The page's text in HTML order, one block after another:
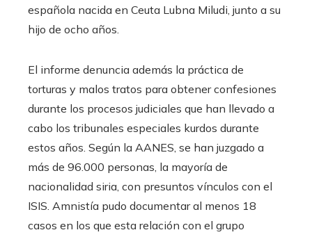
española nacida en Ceuta Lubna Miludi, junto a su
hijo de ocho años.
El informe denuncia además la práctica de
torturas y malos tratos para obtener confesiones
durante los procesos judiciales que han llevado a
cabo los tribunales especiales kurdos durante
estos años. Según la AANES, se han juzgado a
más de 96.000 personas, la mayoría de
nacionalidad siria, con presuntos vínculos con el
ISIS. Amnistía pudo documentar al menos 18
casos en los que esta relación con el grupo